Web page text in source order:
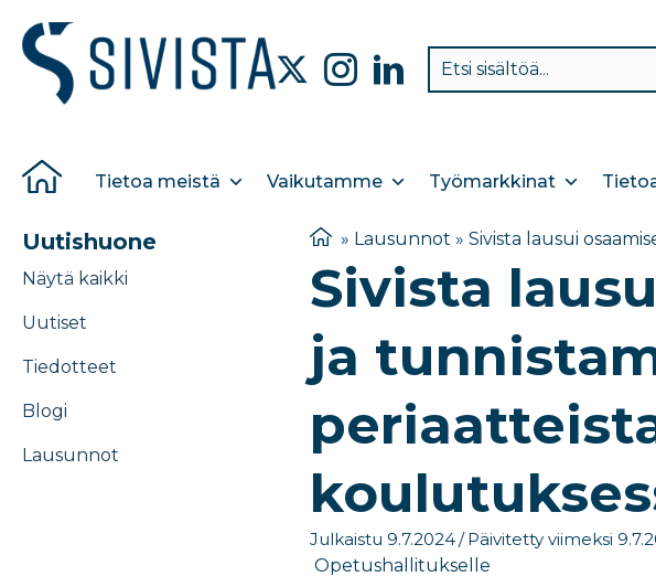
Tietoa meistä Vaikutamme Työmarkkinat
Uutishuone
Näytä kaikki
Uutiset
Tiedotteet
Blogi
Lausunnot
» Lausunnot » Sivista lausui
Sivista
ja
Julkaistu 9.7.2024/ Päivitetty viimeksi
Opetushallitukselle